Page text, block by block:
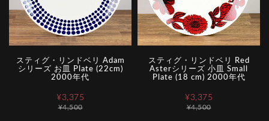
スティグ・リンドベリ Adam
シリーズ お皿 Plate (22cm)
2000年代
¥4,500
¥3,375
スティグ・リンドベリ Red
Asterシリーズ 小皿 Small
Plate (18 cm) 2000年代
¥4,500
¥3,375